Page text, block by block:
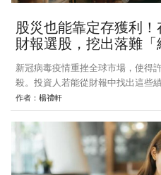
股災也能靠定存獲利
財報選股，挖出落難「
新冠病毒疫情重挫全球市場，使得
殺。投資人若能從財報中找出這些
彈時有不錯獲利。 今（2020）年
奇的經驗，其中，美股多次熔斷，
我個人來說，即使資產配置有 7 成
持股由今年最高點下跌 16% 的考
股創今年新高，帳面獲利 4%，但
的波動高達 20%，相信不少股市新
作者： 楊禮軒